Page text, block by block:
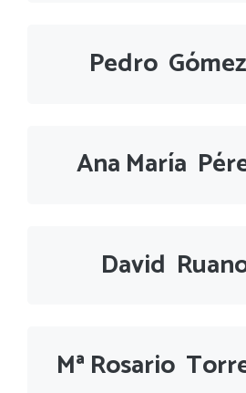
Pedro
Ana María
David
Mª Rosario